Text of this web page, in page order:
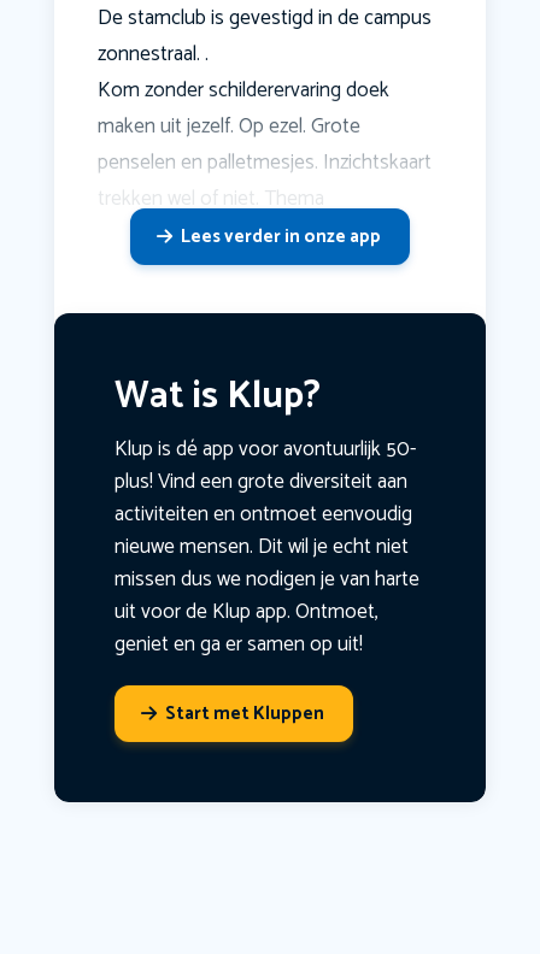
De stamclub is gevestigd in de campus
zonnestraal. .
Kom zonder schilderervaring doek
maken uit jezelf. Op ezel. Grote
penselen en palletmesjes. Inzichtskaart
trekken wel of niet. Thema
Lees verder in onze app
Wat is Klup?
Klup is dé app voor avontuurlijk 50-
plus! Vind een grote diversiteit aan
activiteiten en ontmoet eenvoudig
nieuwe mensen. Dit wil je echt niet
missen dus we nodigen je van harte
uit voor de Klup app. Ontmoet,
geniet en ga er samen op uit!
Start met Kluppen